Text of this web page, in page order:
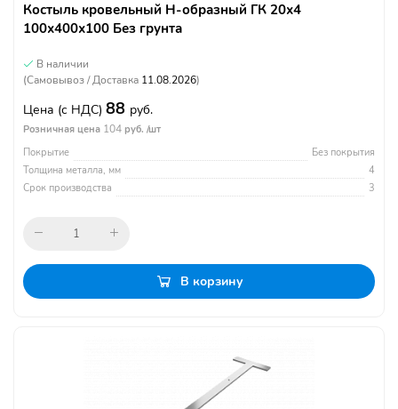
Костыль кровельный Н-образный ГК 20х4
100х400х100 Без грунта
В наличии
(Самовывоз / Доставка 11.08.2026)
Цена (с НДС) 88 руб.
Розничная цена 104 руб. /шт
Покрытие
Без покрытия
Толщина металла, мм
4
Срок производства
3
В корзину